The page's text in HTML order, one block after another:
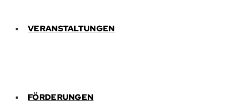
VERANSTALTUNGEN
FÖRDERUNGEN